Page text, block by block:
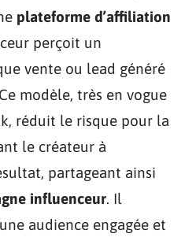
plateforme d’affiliation
perçoit un
vente ou lead généré
modèle, très en vogue
réduit le risque pour la
le créateur à
partageant ainsi
influenceur. Il
audience engagée et